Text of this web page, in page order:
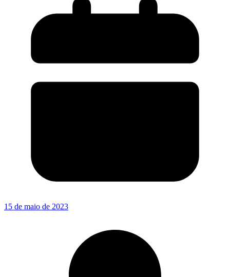
15 de maio de 2023